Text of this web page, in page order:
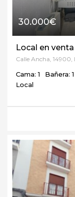
30.000€
Local en
Calle Ancha, 14900,
Cama: 1 Bañera: 1
Local